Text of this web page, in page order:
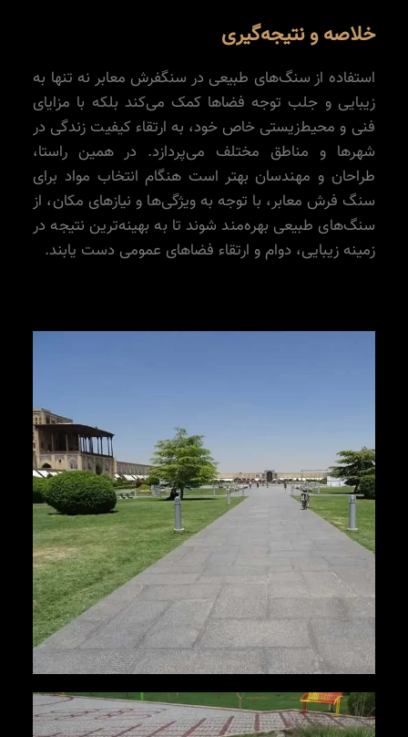
خلاصه و نتیجه‌گیری
استفاده از سنگ‌های طبیعی در سنگفرش معابر نه تنها به
زیبایی و جلب توجه فضاها کمک می‌کند بلکه با مزایای
فنی و محیط‌زیستی خاص خود، به ارتقاء کیفیت زندگی در
شهرها و مناطق مختلف می‌پردازد. در همین راستا،
طراحان و مهندسان بهتر است هنگام انتخاب مواد برای
سنگ فرش معابر، با توجه به ویژگی‌ها و نیازهای مکان، از
سنگ‌های طبیعی بهره‌مند شوند تا به بهینه‌ترین نتیجه در
زمینه زیبایی، دوام و ارتقاء فضاهای عمومی دست یابند.